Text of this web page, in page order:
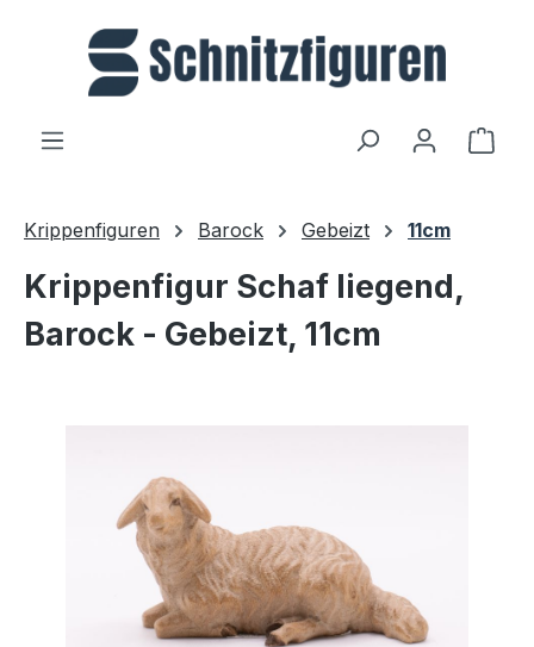
Zum Hauptinhalt springen
Krippenfiguren Barock Gebeizt 11cm
Krippenfigur Schaf liegend,
Barock - Gebeizt, 11cm